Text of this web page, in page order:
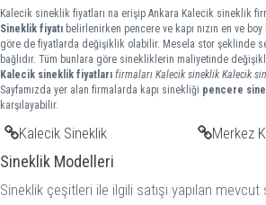
Kalecik sineklik fiyatları na erişip Ankara Kalecik sineklik
Sineklik fiyatı belirlenirken pencere ve kapı nızın en ve
göre de fiyatlarda değişiklik olabilir. Mesela stor şeklinde
bağlıdır. Tüm bunlara göre sinekliklerin maliyetinde
Kalecik sineklik fiyatları firmaları Kalecik sineklik Kalecik
Sayfamızda yer alan firmalarda kapı sinekliği pencere
karşılayabilir.
Kalecik Sineklik Merkez
Sineklik Modelleri
Sineklik çeşitleri ile ilgili satışı yapılan